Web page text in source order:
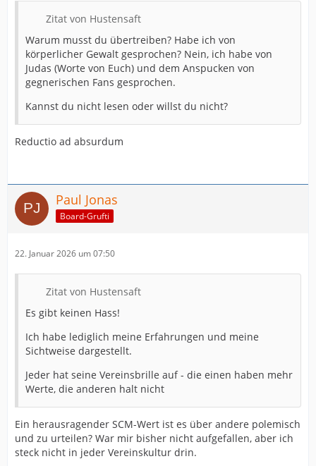
Zitat von Hustensaft
Warum musst du übertreiben? Habe ich von
körperlicher Gewalt gesprochen? Nein, ich habe von
Judas (Worte von Euch) und dem Anspucken von
gegnerischen Fans gesprochen.
Kannst du nicht lesen oder willst du nicht?
Reductio ad absurdum
Paul Jonas
Board-Grufti
22. Januar 2026 um 07:50
Zitat von Hustensaft
Es gibt keinen Hass!
Ich habe lediglich meine Erfahrungen und meine
Sichtweise dargestellt.
Jeder hat seine Vereinsbrille auf - die einen haben mehr
Werte, die anderen halt nicht
Ein herausragender SCM-Wert ist es über andere polemisch
und zu urteilen? War mir bisher nicht aufgefallen, aber ich
steck nicht in jeder Vereinskultur drin.